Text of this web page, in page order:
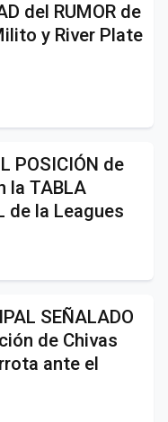
del RUMOR de
y River Plate
POSICIÓN de
la TABLA
de la Leagues
SEÑALADO
de Chivas
ante el